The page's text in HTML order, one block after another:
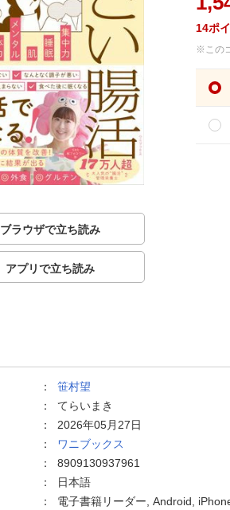
ブラウザで立ち読み
アプリで立ち読み
14ポ
※この
： 笹村望
： てらいまき
： 2026年05月27日
：
ワニブックス
： 8909130937961
：
日本語
： 電子書籍リーダー, Android,